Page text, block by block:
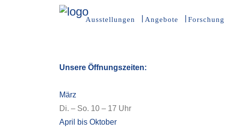
Ausstellungen Angebote Forschung
Unsere Öffnungszeiten:
März
Di. – So. 10 – 17 Uhr
April bis Oktober